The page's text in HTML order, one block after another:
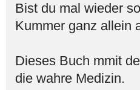
Bist du mal wieder
Kummer ganz allein
Dieses Buch mmit
die wahre Medizin.